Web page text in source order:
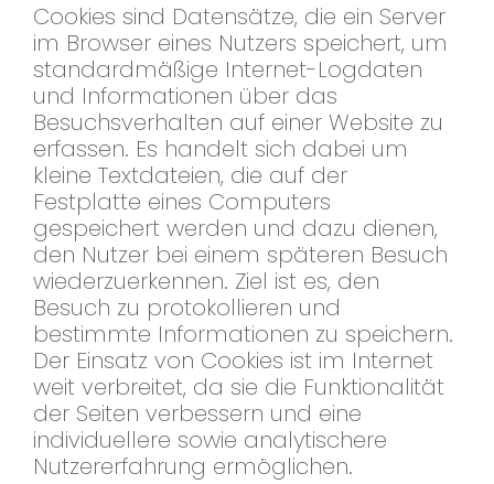
Cookies sind Datensätze, die ein Server
im Browser eines Nutzers speichert, um
standardmäßige Internet-Logdaten
und Informationen über das
Besuchsverhalten auf einer Website zu
erfassen. Es handelt sich dabei um
kleine Textdateien, die auf der
Festplatte eines Computers
gespeichert werden und dazu dienen,
den Nutzer bei einem späteren Besuch
wiederzuerkennen. Ziel ist es, den
Besuch zu protokollieren und
bestimmte Informationen zu speichern.
Der Einsatz von Cookies ist im Internet
weit verbreitet, da sie die Funktionalität
der Seiten verbessern und eine
individuellere sowie analytischere
Nutzererfahrung ermöglichen.